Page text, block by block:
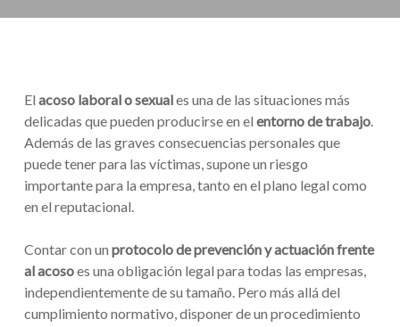
El acoso laboral o sexuales una de las situaciones más
delicadas que pueden producirse en el entorno de trabajo.
Además de las graves consecuencias personales que
puede tener para las víctimas, supone un riesgo
importante para la empresa, tanto en el plano legal como
en el reputacional.
Contar con un protocolo de prevención y actuación frente
al acosoes una obligación legal para todas las empresas,
independientemente de su tamaño. Pero más allá del
cumplimiento normativo, disponer de un procedimiento